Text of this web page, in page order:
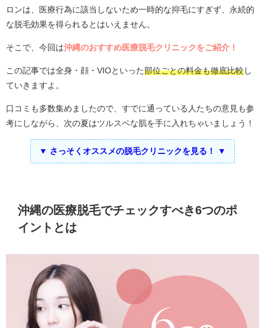
ロンは、医療行為に該当しないため一時的な抑毛にすぎず、永続的
な脱毛効果を得られるとはいえません。
そこで、今回は沖縄のおすすめ医療脱毛クリニックをご紹介！
この記事では全身・顔・VIOといった部位ごとの料金も徹底比較し
ていきますよ。
口コミも多数集めましたので、すでに通っている人たちの意見も参
考にしながら、次の夏はツルスベな肌を手に入れちゃいましょう！
▼ さっそくオススメの脱毛クリニックを見る！ ▼
沖縄の医療脱毛でチェックすべき6つのポ
イントとは